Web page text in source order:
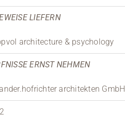
LIEFERN
architecture & psychology
ERNST NEHMEN
architekten GmbH